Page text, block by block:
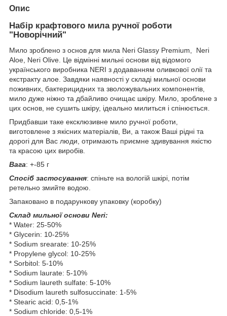
Опис
Набір крафтового мила ручної роботи
"Новорічний"
Мило зроблено з основ для мила Neri Glassy Premium, Neri
Aloe, Neri Olive. Це відмінні мильні основи від відомого
українського виробника NERI з додаванням оливкової олії та
екстракту алое. Завдяки наявності у складі мильної основи
поживних, бактерицидних та зволожувальних компонентів,
мило дуже ніжно та дбайливо очищає шкіру. Мило, зроблене з
цих основ, не сушить шкіру, ідеально милиться і спінюється.
Придбавши таке ексклюзивне мило ручної роботи,
виготовлене з якісних матеріалів, Ви, а також Ваші рідні та
дорогі для Вас люди, отримають приємне здивування якістю
та красою цих виробів.
Вага: +-85 г
Спосіб застосування: спіньте на вологій шкірі, потім
ретельно змийте водою.
Запаковано в подарункову упаковку (коробку)
Склад мильної основи Neri:
* Water: 25-50%
* Glycerin: 10-25%
* Sodium srearate: 10-25%
* Propylene glycol: 10-25%
* Sorbitol: 5-10%
* Sodium laurate: 5-10%
* Sodium laureth sulfate: 5-10%
* Disodium laureth sulfosuccinate: 1-5%
* Stearic acid: 0,5-1%
* Sodium chloride: 0,5-1%